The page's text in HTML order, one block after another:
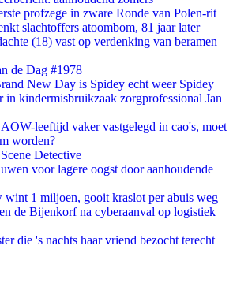
profzege in zware Ronde van Polen-rit
slachtoffers atoombom, 81 jaar later
(18) vast op verdenking van beramen
de Dag #1978
New Day is Spidey echt weer Spidey
kindermisbruikzaak zorgprofessional Jan
leeftijd vaker vastgelegd in cao's, moet
worden?
Detective
voor lagere oogst door aanhoudende
wint 1 miljoen, gooit kraslot per abuis weg
de Bijenkorf na cyberaanval op logistiek
die 's nachts haar vriend bezocht terecht